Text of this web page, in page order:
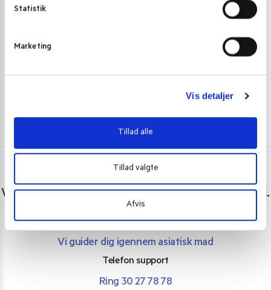
Statistik
Marketing
Vis detaljer
Tillad alle
Tillad valgte
Afvis
30,00
Kopiko Coffee
34,00
Har du spørgsmål eller brug for hjælp?
Vi er lige her. Kundeservice sidder klar til at hjælpe dig.
Personlig rådgivning med et smil
Vi guider dig igennem asiatisk mad
Telefon support
Ring 30 27 78 78